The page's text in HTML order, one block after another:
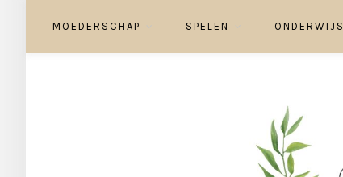
MOEDERSCHAP SPELEN ONDERWIJS